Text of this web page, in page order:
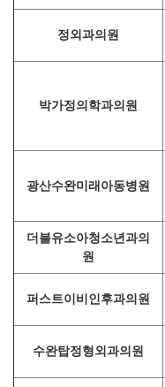
정외과의원
박가정의학과의원
광산수완미래아동병원
더블유소아청소년과의
원
퍼스트이비인후과의원
수완탑정형외과의원